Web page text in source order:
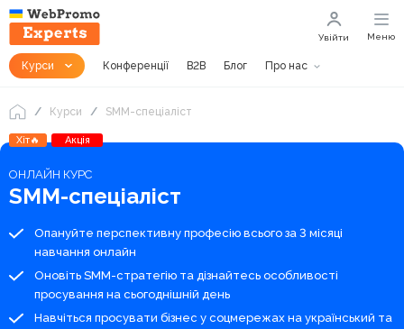
Курси Конференції B2B Блог Про нас
Увійти Меню
Курси SMM-спеціаліст
Хіт🔥 Акція
ОНЛАЙН КУРС
SMM-спеціаліст
Опануйте перспективну професію всього за 3 місяці
навчання онлайн
Оновіть SMM-стратегію та дізнайтесь особливості
просування на сьогоднішній день
Навчіться просувати бізнес у соцмережах на український та